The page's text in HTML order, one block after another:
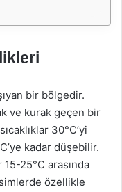
bir bölgedir.
ve kurak geçen bir
30°C’yi
kadar düşebilir.
15-25°C arasında
özellikle